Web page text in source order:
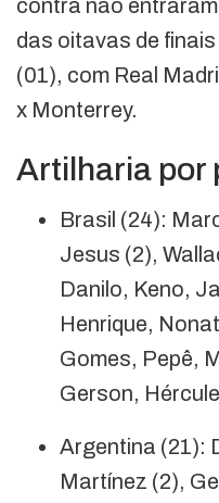
contra não
das oitavas de
(01), com Real
x Monterrey.
Artilharia por
Brasil (24):
Jesus (2),
Danilo, Keno,
Henrique,
Gomes, Pepê,
Gerson,
Argentina (21):
Martínez (2),